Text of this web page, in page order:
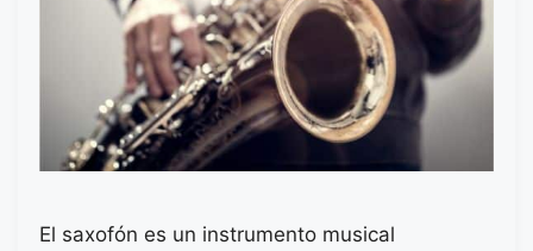
El saxofón es un instrumento musical